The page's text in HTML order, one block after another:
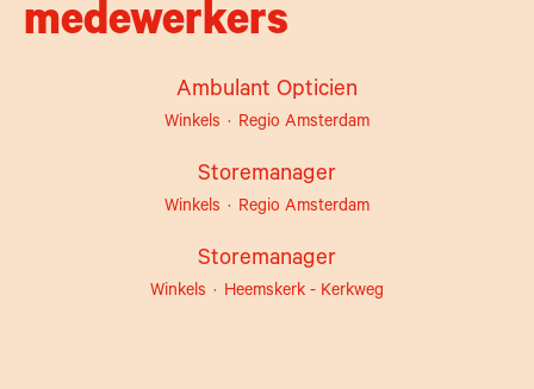
medewerkers
Ambulant Opticien
Winkels · Regio Amsterdam
Storemanager
Winkels · Regio Amsterdam
Storemanager
Winkels · Heemskerk - Kerkweg